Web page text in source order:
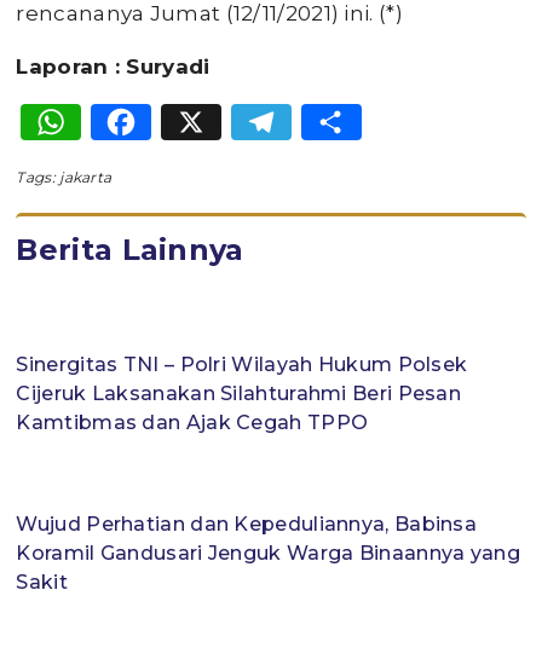
rencananya Jumat (12/11/2021) ini. (*)
Laporan : Suryadi
WhatsApp
Facebook
X Telegram
Tags: jakarta
Berita Lainnya
Sinergitas TNI – Polri Wilayah Hukum Polsek
Cijeruk Laksanakan Silahturahmi Beri Pesan
Kamtibmas dan Ajak Cegah TPPO
Wujud Perhatian dan Kepeduliannya, Babinsa
Koramil Gandusari Jenguk Warga Binaannya yang
Sakit